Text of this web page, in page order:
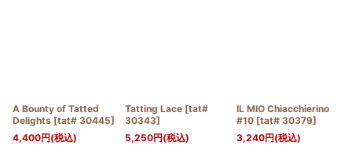
A Bounty of Tatted
Delights [tat# 30445]
4,400円(税込)
Tatting Lace [tat#
30343]
5,250円(税込)
IL MIO Chiacchierino
#10 [tat# 30379]
3,240円(税込)